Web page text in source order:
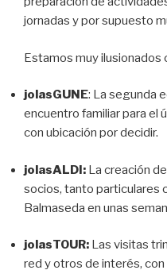
jornadas y por supuesto
Estamos muy ilusionados
jolasGUNE: La segunda
encuentro familiar para el
con ubicación por decidir.
jolasALDI: La creación de
socios, tanto particulares
Balmaseda en unas
jolasTOUR: Las visitas
red y otros de interés, con